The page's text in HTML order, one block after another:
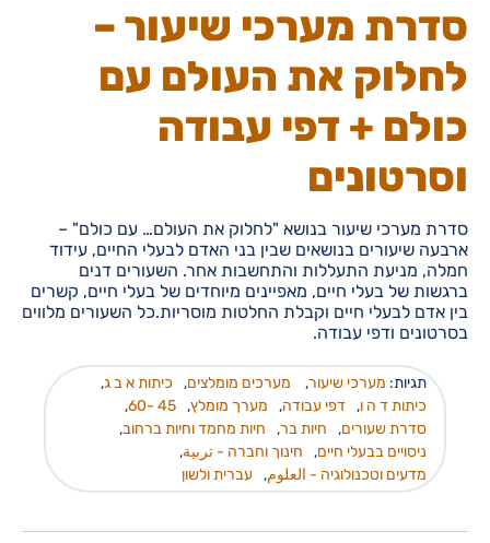
סדרת מערכי שיעור –
לחלוק את העולם עם
כולם + דפי עבודה
וסרטונים
סדרת מערכי שיעור בנושא "לחלוק את העולם… עם כולם" –
ארבעה שיעורים בנושאים שבין בני האדם לבעלי החיים, עידוד
חמלה, מניעת התעללות והתחשבות אחר. השעורים דנים
ברגשות של בעלי חיים, מאפיינים מיוחדים של בעלי חיים, קשרים
בין אדם לבעלי חיים וקבלת החלטות מוסריות.כל השעורים מלווים
בסרטונים ודפי עבודה.
תגיות: מערכי שיעור, מערכים מומלצים, כיתות א ב ג,
כיתות ד ה ו, דפי עבודה, מערך מומלץ,
45 -60
,
סדרת שעורים, חיות בר, חיות מחמד וחיות ברחוב,
ניסויים בבעלי חיים, חינוך וחברה - تربية,
מדעים וטכנולוגיה - العلوم, עברית ולשון